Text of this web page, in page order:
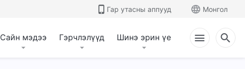
Гар утасны аппууд Монгол
Сайн мэдээ Гэрчлэлүүд Шинэ эрин үе